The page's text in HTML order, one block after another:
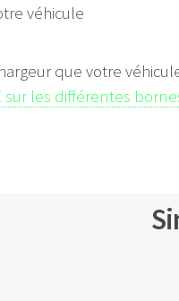
véhicule
que votre
sur les différentes